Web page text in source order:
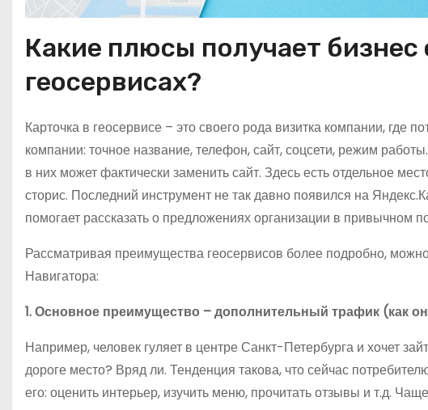
Какие плюсы получает бизнес
геосервисах?
Карточка в геосервисе – это своего рода визитка компании,
компании: точное название, телефон, сайт, соцсети, режим
в них может фактически заменить сайт. Здесь есть отдельное
сторис. Последний инструмент не так давно появился на
помогает рассказать о предложениях организации в привычном
Рассматривая преимущества геосервисов более подробно,
Навигатора:
1. Основное преимущество – дополнительный трафик (как
Например, человек гуляет в центре Санкт-Петербурга и хочет
дороге место? Вряд ли. Тенденция такова, что сейчас
его: оценить интерьер, изучить меню, прочитать отзывы и т.д.